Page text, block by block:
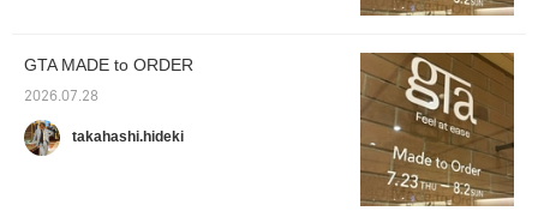
GTA MADE to ORDER
2026.07.28
takahashi.hideki